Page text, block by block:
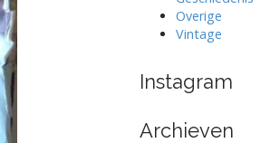
Overige
Vintage
Instagram
Archieven